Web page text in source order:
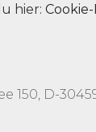
hier:
150, D-